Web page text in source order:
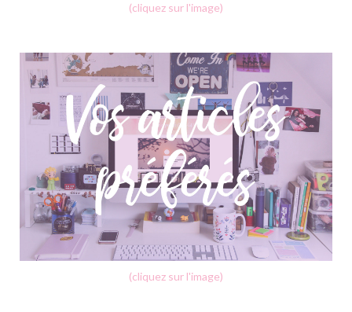
(cliquez sur l'image)
(cliquez sur l'image)